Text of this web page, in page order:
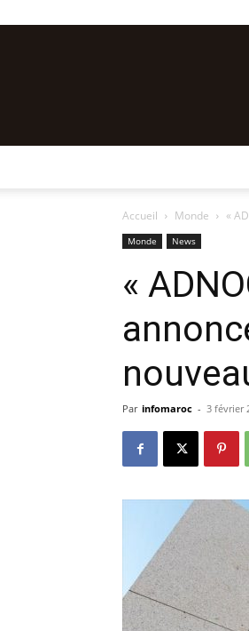
Accueil Monde «
Monde News
«
Par infomaroc - 3 février